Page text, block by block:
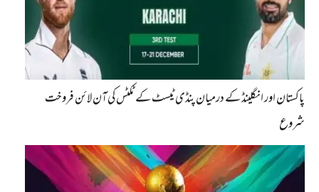
پاکستان اور انگلینڈ کے درمیان پنڈی ٹیسٹ کے ٹکٹس کی آن لائن فروخت
شروع